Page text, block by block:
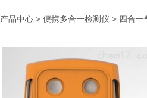
产品中心 > 便携多合一检测仪 > 四合一